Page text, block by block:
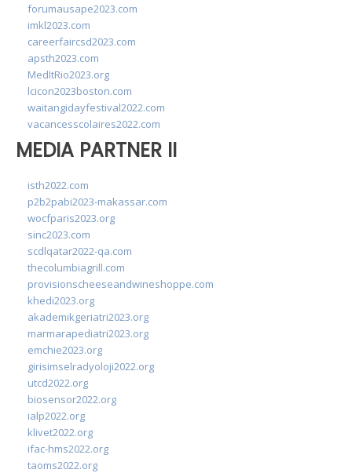
forumausape2023.com
imkl2023.com
careerfaircsd2023.com
apsth2023.com
MedItRio2023.org
lcicon2023boston.com
waitangidayfestival2022.com
vacancesscolaires2022.com
MEDIA PARTNER II
isth2022.com
p2b2pabi2023-makassar.com
wocfparis2023.org
sinc2023.com
scdlqatar2022-qa.com
thecolumbiagrill.com
provisionscheeseandwineshoppe.com
khedi2023.org
akademikgeriatri2023.org
marmarapediatri2023.org
emchie2023.org
girisimselradyoloji2022.org
utcd2022.org
biosensor2022.org
ialp2022.org
klivet2022.org
ifac-hms2022.org
taoms2022.org